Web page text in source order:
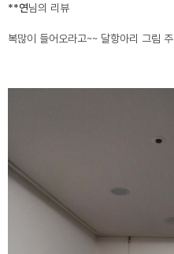
**연님의 리뷰
복많이 들어오라고~~ 달항아리 그림